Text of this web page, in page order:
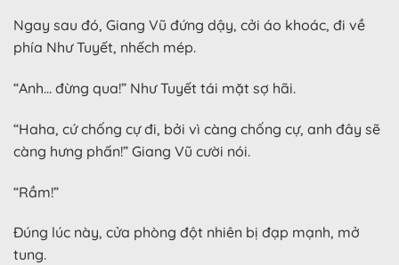
Ngay sau đó, Giang Vũ đứng dậy, cởi áo khoác, đi về
phía Như Tuyết, nhếch mép.
“Anh… đừng qua!” Như Tuyết tái mặt sợ hãi.
“Haha, cứ chống cự đi, bởi vì càng chống cự, anh đây sẽ
càng hưng phấn!” Giang Vũ cười nói.
“Rầm!”
Đúng lúc này, cửa phòng đột nhiên bị đạp mạnh, mở
tung.